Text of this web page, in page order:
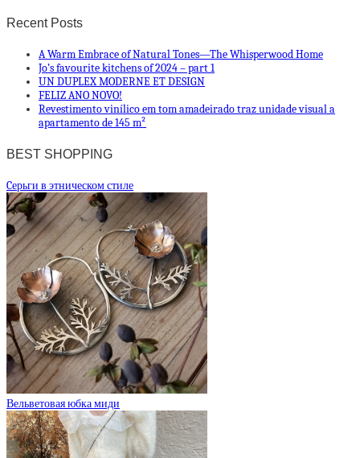
Recent Posts
A Warm Embrace of Natural Tones—The Whisperwood Home
Jo’s favourite kitchens of 2024 – part 1
UN DUPLEX MODERNE ET DESIGN
FELIZ ANO NOVO!
Revestimento vinílico em tom amadeirado traz unidade visual a
apartamento de 145 m²
BEST SHOPPING
Cерьги в этническом стиле
Вельветовая юбка миди